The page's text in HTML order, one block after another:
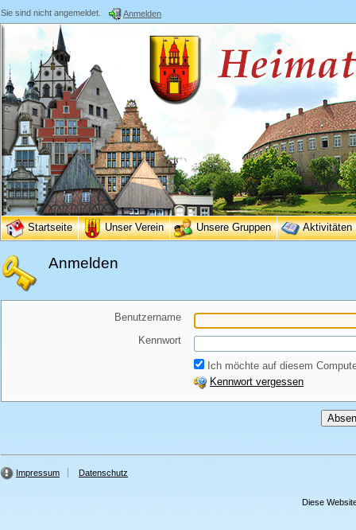
Sie sind nicht angemeldet. Anmelden
Startseite Unser Verein Unsere Gruppen Aktivitäten
Anmelden
Benutzername
Kennwort
Ich möchte auf diesem
Kennwort vergessen
Impressum Datenschutz
Diese